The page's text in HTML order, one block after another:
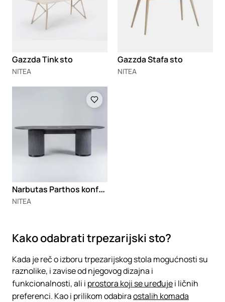
Gazzda Tink sto
NITEA
Gazzda Stafa sto
NITEA
N
arbutas Parthos konferencijski stolovi
NITEA
Kako odabrati trpezarijski sto?
Kada je reč o izboru trpezarijskog stola mogućnosti su
raznolike, i zavise od njegovog dizajna i
funkcionalnosti, ali i prostora koji se uređujei ličnih
preferenci. Kao i prilikom odabiraostalih komada